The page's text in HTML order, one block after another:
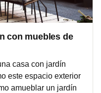
con muebles de
casa con jardín
este espacio exterior
amueblar un jardín